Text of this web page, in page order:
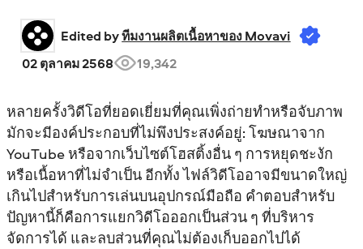
Edited by ทีมงานผลิตเนื้อหาของ Movavi
02 ตุลาคม 2568
19,342
หลายครั้งวิดีโอที่ยอดเยี่ยมที่คุณเพิ่งถ่ายทำหรือจับภาพ
มักจะมีองค์ประกอบที่ไม่พึงประสงค์อยู่: โฆษณาจาก
YouTube หรือจากเว็บไซต์โฮสติ้งอื่น ๆ การหยุดชะงัก
หรือเนื้อหาที่ไม่จำเป็น อีกทั้ง ไฟล์วิดีโออาจมีขนาดใหญ่
เกินไปสำหรับการเล่นบนอุปกรณ์มือถือ คำตอบสำหรับ
ปัญหานี้ก็คือการแยกวิดีโอออกเป็นส่วน ๆ ที่บริหาร
จัดการได้ และลบส่วนที่คุณไม่ต้องเก็บออกไปได้